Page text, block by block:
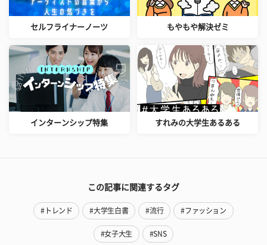
セルフライナーノーツ もやもや解決ゼミ
インターンシップ特集 すれみの大学生あるある
この記事に関連するタグ
#トレンド #大学生白書 #流行 #ファッション
#女子大生 #SNS